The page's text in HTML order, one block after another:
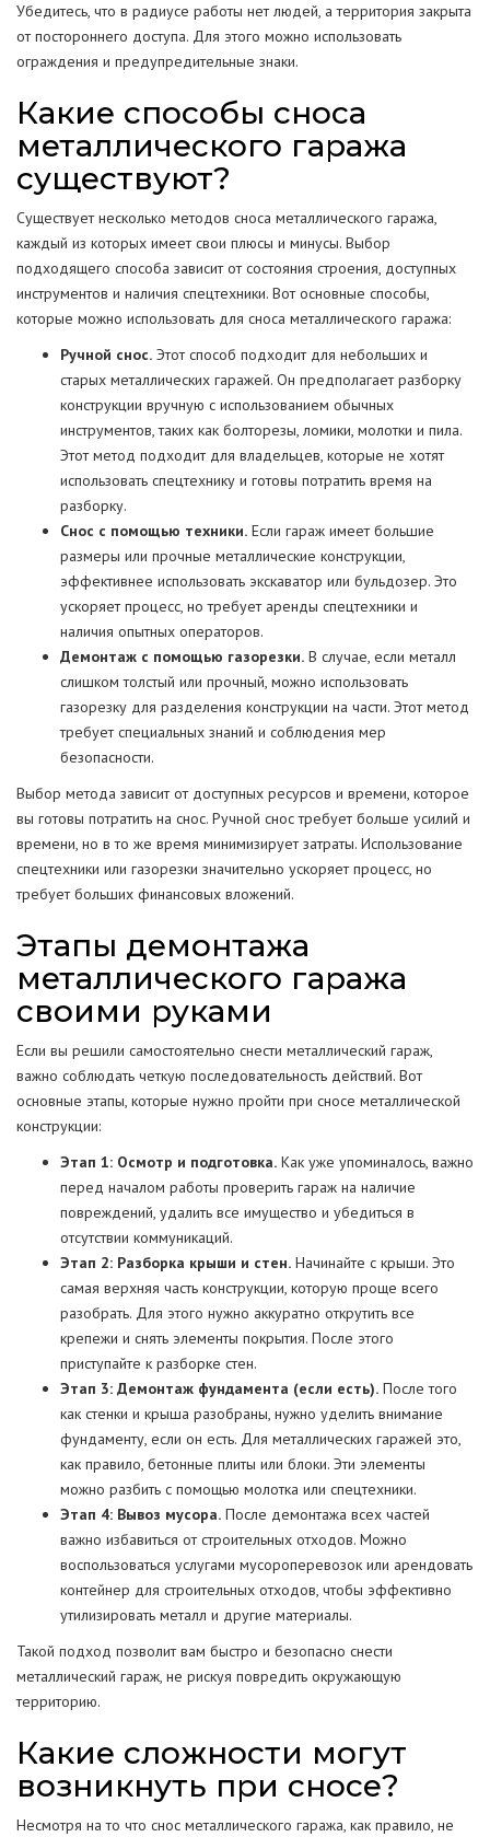
Убедитесь, что в радиусе работы нет людей, а территория закрыта
от постороннего доступа. Для этого можно использовать
ограждения и предупредительные знаки.
Какие способы сноса
металлического гаража
существуют?
Существует несколько методов сноса металлического гаража,
каждый из которых имеет свои плюсы и минусы. Выбор
подходящего способа зависит от состояния строения, доступных
инструментов и наличия спецтехники. Вот основные способы,
которые можно использовать для сноса металлического гаража:
Ручной снос. Этот способ подходит для небольших и
старых металлических гаражей. Он предполагает разборку
конструкции вручную с использованием обычных
инструментов, таких как болторезы, ломики, молотки и пила.
Этот метод подходит для владельцев, которые не хотят
использовать спецтехнику и готовы потратить время на
разборку.
Снос с помощью техники. Если гараж имеет большие
размеры или прочные металлические конструкции,
эффективнее использовать экскаватор или бульдозер. Это
ускоряет процесс, но требует аренды спецтехники и
наличия опытных операторов.
Демонтаж с помощью газорезки. В случае, если металл
слишком толстый или прочный, можно использовать
газорезку для разделения конструкции на части. Этот метод
требует специальных знаний и соблюдения мер
безопасности.
Выбор метода зависит от доступных ресурсов и времени, которое
вы готовы потратить на снос. Ручной снос требует больше усилий и
времени, но в то же время минимизирует затраты. Использование
спецтехники или газорезки значительно ускоряет процесс, но
требует больших финансовых вложений.
Этапы демонтажа
металлического гаража
своими руками
Если вы решили самостоятельно снести металлический гараж,
важно соблюдать четкую последовательность действий. Вот
основные этапы, которые нужно пройти при сносе металлической
конструкции:
Этап 1: Осмотр и подготовка. Как уже упоминалось, важно
перед началом работы проверить гараж на наличие
повреждений, удалить все имущество и убедиться в
отсутствии коммуникаций.
Этап 2: Разборка крыши и стен. Начинайте с крыши. Это
самая верхняя часть конструкции, которую проще всего
разобрать. Для этого нужно аккуратно открутить все
крепежи и снять элементы покрытия. После этого
приступайте к разборке стен.
Этап 3: Демонтаж фундамента (если есть). После того
как стенки и крыша разобраны, нужно уделить внимание
фундаменту, если он есть. Для металлических гаражей это,
как правило, бетонные плиты или блоки. Эти элементы
можно разбить с помощью молотка или спецтехники.
Этап 4: Вывоз мусора. После демонтажа всех частей
важно избавиться от строительных отходов. Можно
воспользоваться услугами мусороперевозок или арендовать
контейнер для строительных отходов, чтобы эффективно
утилизировать металл и другие материалы.
Такой подход позволит вам быстро и безопасно снести
металлический гараж, не рискуя повредить окружающую
территорию.
Какие сложности могут
возникнуть при сносе?
Несмотря на то что снос металлического гаража, как правило, не